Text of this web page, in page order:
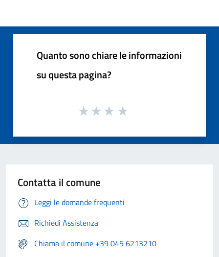
Quanto sono chiare le informazioni
su questa pagina?
Contatta il comune
Leggi le domande frequenti
Richiedi Assistenza
Chiama il comune +39 045 6213210